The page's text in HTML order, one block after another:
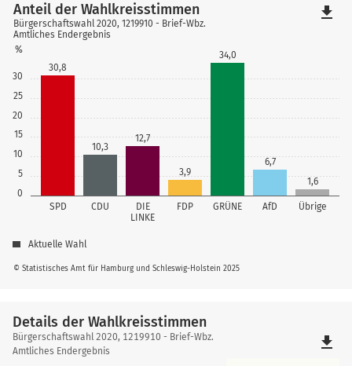
0
5
10
15
20
25
30
%
SPD CDU
DIE
LINKE
FDP GRÜNE AfD Übrige
30,8
10,3
12,7
3,9
34,0
6,7
1,6
© Statistisches Amt für Hamburg und Schleswig-Holstein 2025
Anteil der Wahlkreisstimmen
Bürgerschaftswahl 2020, 1219910 - Brief-Wbz.
Amtliches Endergebnis
Aktuelle Wahl
file_download
Details der Wahlkreisstimmen
Details
der
Bürgerschaftswahl 2020, 1219910 - Brief-Wbz.
Amtliches Endergebnis
file_download